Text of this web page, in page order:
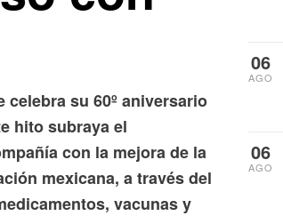
su 60º aniversario
hito subraya el
con la mejora de la
mexicana, a través del
vacunas y
06
AGO
06
AGO